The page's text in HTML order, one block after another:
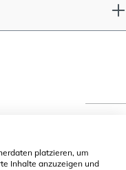
platzieren, um
Inhalte anzuzeigen und